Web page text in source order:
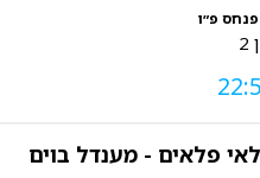
פ״ו
פלאים - מענדל בוים